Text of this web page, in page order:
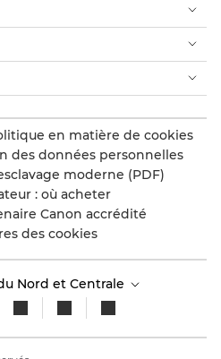
en matière de cookies
des données personnelles
moderne (PDF)
: où acheter
Canon accrédité
des cookies
Nord et Centrale